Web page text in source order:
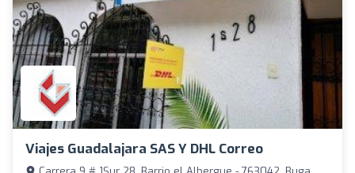
Viajes Guadalajara SAS Y DHL Correo